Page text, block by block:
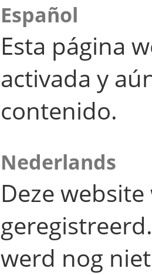
Español
Esta página
activada y
contenido.
Nederlands
Deze
werd nog